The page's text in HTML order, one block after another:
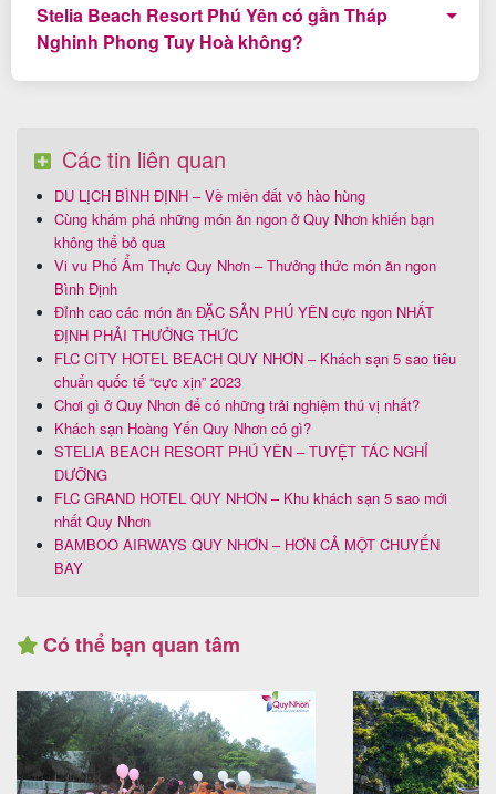
được nhiều du khách yêu mến
Stelia Beach Resort Phú Yên có gần Tháp
Nghinh Phong Tuy Hoà không?
Tuy Hoà này.
Các tin liên quan
DU LỊCH BÌNH ĐỊNH – Về miền đất võ hào hùng
Cùng khám phá những món ăn ngon ở Quy Nhơn khiến bạn
không thể bỏ qua
Vi vu Phố Ẩm Thực Quy Nhơn – Thưởng thức món ăn ngon
Bình Định
Đỉnh cao các món ăn ĐẶC SẢN PHÚ YÊN cực ngon NHẤT
ĐỊNH PHẢI THƯỞNG THỨC
FLC CITY HOTEL BEACH QUY NHƠN – Khách sạn 5 sao tiêu
chuẩn quốc tế “cực xịn” 2023
Chơi gì ở Quy Nhơn để có những trải nghiệm thú vị nhất?
Khách sạn Hoàng Yến Quy Nhơn có gì?
STELIA BEACH RESORT PHÚ YÊN – TUYỆT TÁC NGHỈ
DƯỠNG
FLC GRAND HOTEL QUY NHƠN – Khu khách sạn 5 sao mới
nhất Quy Nhơn
BAMBOO AIRWAYS QUY NHƠN – HƠN CẢ MỘT CHUYẾN
BAY
Có thể bạn quan tâm